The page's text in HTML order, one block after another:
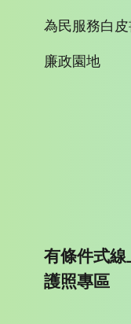
為民服務白
廉政園地
有條件式線
護照專區